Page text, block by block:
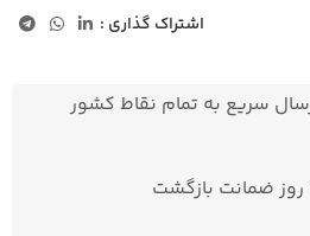
اشتراک گذاری :
سریع به تمام نقاط کشور